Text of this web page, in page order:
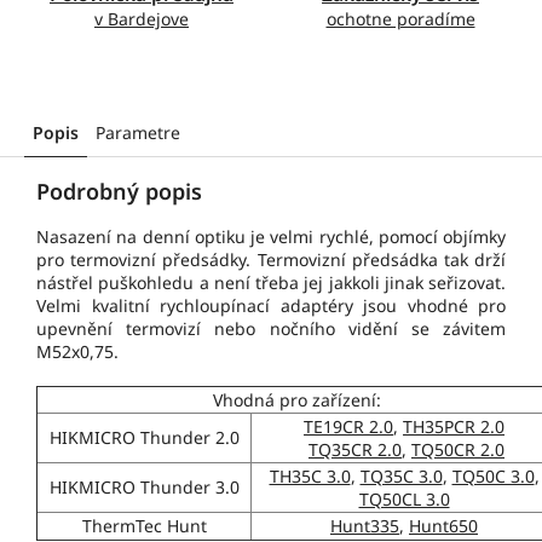
v Bardejove ochotne poradíme
Popis Parametre
Podrobný popis
Nasazení na denní optiku je velmi rychlé, pomocí objímky
pro termovizní předsádky. Termovizní předsádka tak drží
nástřel puškohledu a není třeba jej jakkoli jinak seřizovat.
Velmi kvalitní rychloupínací adaptéry jsou vhodné pro
upevnění termovizí nebo nočního vidění se závitem
M52x0,75.
Vhodná pro zařízení:
HIKMICRO Thunder 2.0
TE19CR 2.0, TH35PCR 2.0
TQ35CR 2.0, TQ50CR 2.0
HIKMICRO Thunder 3.0
TH35C 3.0, TQ35C 3.0, TQ50C 3.0,
TQ50CL 3.0
ThermTec Hunt
Hunt335, Hunt650